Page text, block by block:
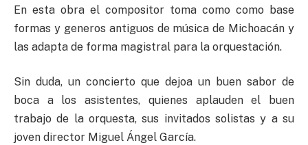
En esta obra el compositor toma como como base
formas y generos antiguos de música de Michoacán y
las adapta de forma magistral para la orquestación.
Sin duda, un concierto que dejoa un buen sabor de
boca a los asistentes, quienes aplauden el buen
trabajo de la orquesta, sus invitados solistas y a su
joven director Miguel Ángel García.